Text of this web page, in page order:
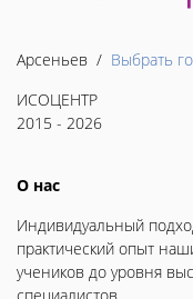
Арсеньев / Выбрать
ИСОЦЕНТР
2015 - 2026
О нас
Индивидуальный
практический опыт
учеников до уровня